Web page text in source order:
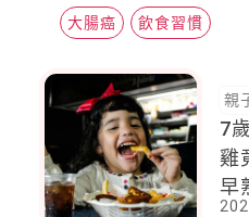
大腸癌 飲食習慣
親
7
雞
早